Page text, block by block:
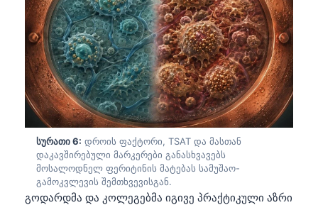
სურათი 6: დროის ფაქტორი, TSAT და მასთან
დაკავშირებული მარკერები განასხვავებს
მოსალოდნელ ფერიტინის მატებას სამუშაო-
გამოკვლევის შემთხვევისგან.
გოდარდმა და კოლეგებმა იგივე პრაქტიკული აზრი
Русский
Lietuvių kalba
Polski
한국어
Slovenščina
Magyar
Shqip
বাংলা
اردو